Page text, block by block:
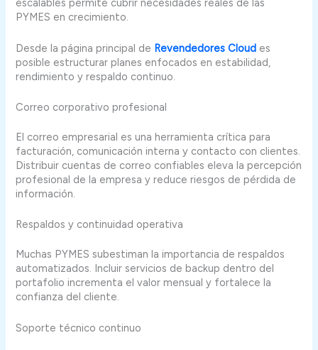
escalables permite cubrir necesidades reales de las
PYMES en crecimiento.
Desde la página principal de Revendedores Cloud es
posible estructurar planes enfocados en estabilidad,
rendimiento y respaldo continuo.
Correo corporativo profesional
El correo empresarial es una herramienta crítica para
facturación, comunicación interna y contacto con clientes.
Distribuir cuentas de correo confiables eleva la percepción
profesional de la empresa y reduce riesgos de pérdida de
información.
Respaldos y continuidad operativa
Muchas PYMES subestiman la importancia de respaldos
automatizados. Incluir servicios de backup dentro del
portafolio incrementa el valor mensual y fortalece la
confianza del cliente.
Soporte técnico continuo